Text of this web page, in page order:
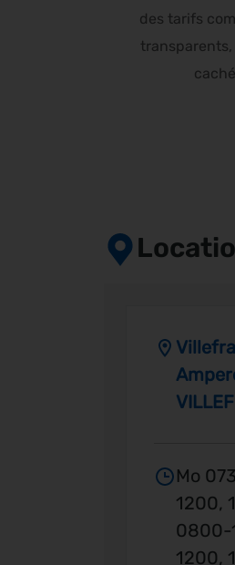
des tarifs
transparents,
Mo
1200,
0800-
1200,